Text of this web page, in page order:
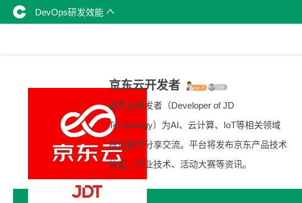
DevOps研发效能
京东云开发者
京东云开发者（Developer of JD
Technology）为AI、云计算、IoT等相关领域
提供技术分享交流。平台将发布京东产品技术
信息、行业技术、活动大赛等资讯。